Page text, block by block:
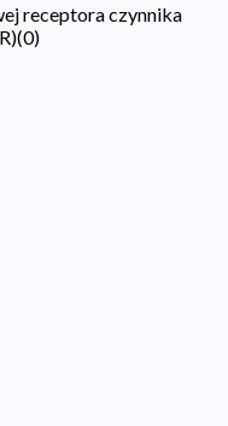
receptora czynnika
(0)